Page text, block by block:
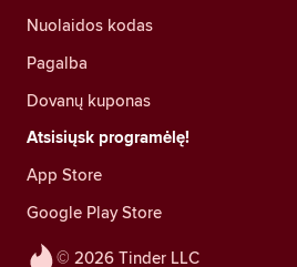
© 2026 Tinder LLC
Nuolaidos kodas
Pagalba
Dovanų kuponas
Atsisiųsk programėlę!
App Store
Google Play Store